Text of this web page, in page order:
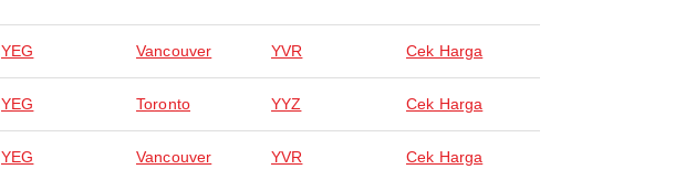
YEG Vancouver YVR Cek Harga
YEG Toronto YYZ Cek Harga
YEG Vancouver YVR Cek Harga